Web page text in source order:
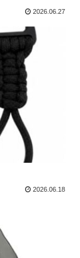
2026.06.27
2026.06.18